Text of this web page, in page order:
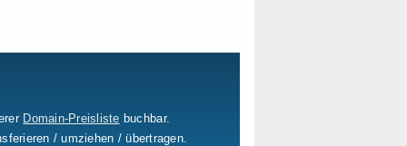
Domain-Preisliste buchbar.
/ umziehen / übertragen.